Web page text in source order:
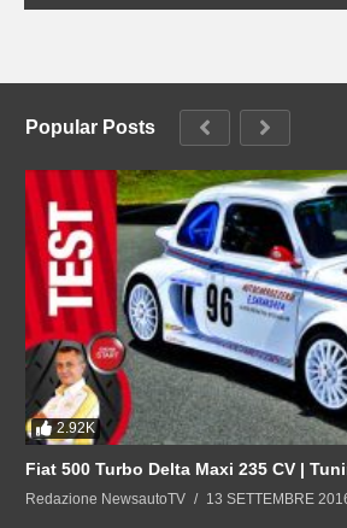
Popular Posts
2.92K
Fiat 500 Turbo Delta Maxi 235 CV |
Redazione NewsautoTV 13 SETTEMBRE